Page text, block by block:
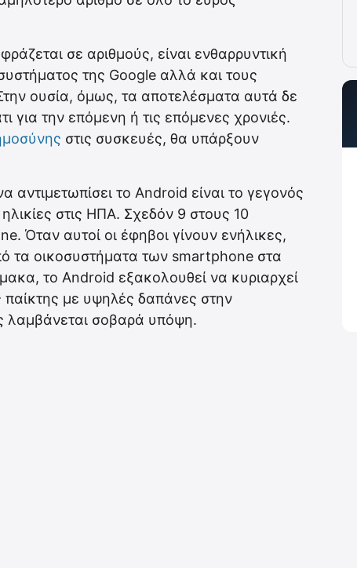
σε αριθμούς, είναι ενθαρρυντική
της Google αλλά και τους
ουσία, όμως, τα αποτελέσματα αυτά δε
για την επόμενη ή τις επόμενες χρονιές.
στις συσκευές, θα υπάρξουν
το Android είναι το γεγονός
στις ΗΠΑ. Σχεδόν 9 στους 10
Όταν αυτοί οι έφηβοι γίνουν ενήλικες,
τα οικοσυστήματα των smartphone στα
το Android εξακολουθεί να κυριαρχεί
με υψηλές δαπάνες στην
λαμβάνεται σοβαρά υπόψη.